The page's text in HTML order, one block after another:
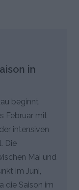
in
beginnt
Februar mit
intensiven
Die
Mai und
im Juni,
die Saison im